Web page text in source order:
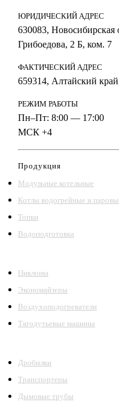
ЮРИДИЧЕСКИЙ АДРЕС
630083, Новосибирская
Грибоедова, 2 Б, ком. 7
ФАКТИЧЕСКИЙ АДРЕС
659314, Алтайский
РЕЖИМ РАБОТЫ
Пн–Пт: 8:00 — 17:00
МСК +4
Продукция
Модульные котельные
Котлы водогрейные и
Топки
Водоподготовка
Циклоны
Экономайзеры
Воздухоподогреватели
Тягодутьевые машины
Дробилки
Транспортеры
Дымовые трубы